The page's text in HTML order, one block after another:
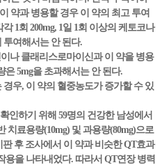
약과 병용할 경우 이 약의 최고 투여
1회 200mg, 1일 1회 이상의 케토코나
투여해서는 안 된다.
나 클래리스로마이신과 이 약을 병용
은 5mg을 초과해서는 안 된다.
우, 이 약의 혈중농도가 증가할 수 있
인하기 위해 59명의 건강한 남성에서
치료용량(10mg) 및 과용량(80mg)으로
후 조사에서 이 약과 비슷한 QT효과
용을 나타내었다. 따라서 QT연장 병력